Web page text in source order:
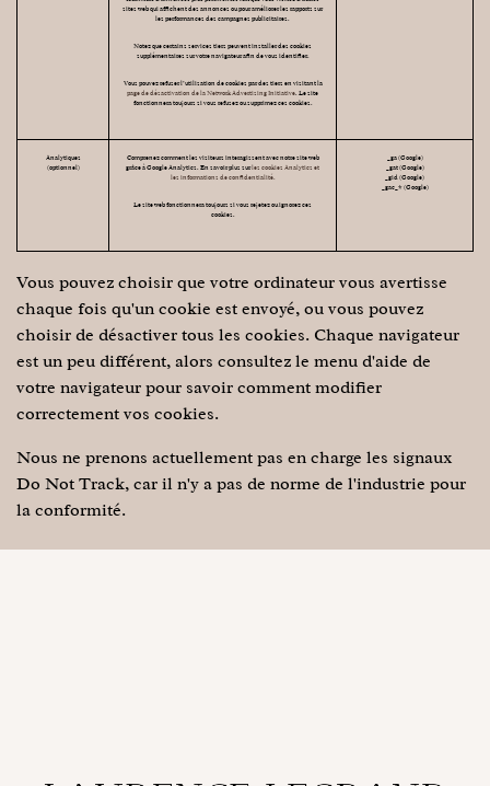
sites web qui affichent des annonces ou pour améliorer les rapports sur
les performances des campagnes publicitaires.
Notez que certains services tiers peuvent installer des cookies
supplémentaires sur votre navigateur afin de vous identifier.
Vous pouvez refuser l’utilisation de cookies par des tiers en visitant la
page de désactivation de la Network Advertising Initiative. Le site
fonctionnera toujours si vous refusez ou supprimez ces cookies.
Analytiques
(optionnel)
Comprenez comment les visiteurs interagissent avec notre site web
grâce à Google Analytics. En savoir plus surles cookies Analytics et
les informations de confidentialité.
Le site web fonctionnera toujours si vous rejetez ou ignorez ces
cookies.
_ga (Google)
_gat (Google)
_gid (Google)
_gac_* (Google)
Vous pouvez choisir que votre ordinateur vous avertisse
chaque fois qu'un cookie est envoyé, ou vous pouvez
choisir de désactiver tous les cookies. Chaque navigateur
est un peu différent, alors consultez le menu d'aide de
votre navigateur pour savoir comment modifier
correctement vos cookies.
Nous ne prenons actuellement pas en charge les signaux
Do Not Track, car il n'y a pas de norme de l'industrie pour
la conformité.